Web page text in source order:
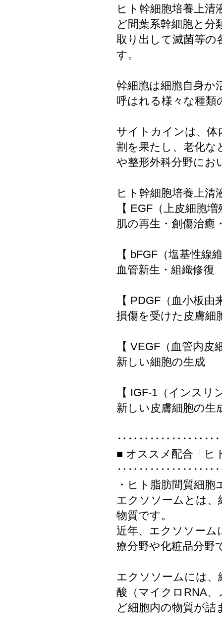
ヒト幹細胞培養上清
ど間葉系幹細胞と分
取り出して滅菌等の
す。
幹細胞は細胞自身か
呼はれる様々な種類
サイトカインは、体
割を果たし、老化な
や整形外科分野にお
ヒト幹細胞培養上清
【 EGF（上皮細胞
肌の再生・創傷治癒
【 bFGF（塩基性線
血管新生・組織修復
【 PDGF（血小板由
損傷を受けた皮膚細
【 VEGF（血管内皮
新しい細胞の生成
【 IGF-1（インスリ
新しい皮膚細胞の生
■ オススメ配合「ヒ
・ヒト脂肪間質細
エクソソームとは、
物質です。
近年、エクソソーム
療分野や化粧品分野
エクソソームには、
酸（マイクロRNA
ど細胞内の物質が詰